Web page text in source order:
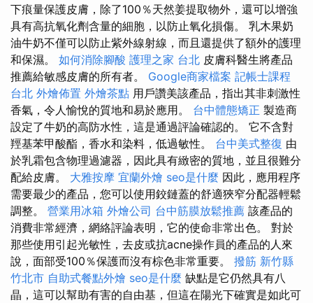
下痕量保護皮膚，除了100％天然姜提取物外，還可以增強
具有高抗氧化劑含量的細胞，以防止氧化損傷。 乳木果奶
油牛奶不僅可以防止紫外線射線，而且還提供了額外的護理
和保濕。 如何消除腳酸 護理之家 台北 皮膚科醫生將產品
推薦給敏感皮膚的所有者。 Google商家檔案 記帳士課程
台北 外燴佈置 外燴茶點 用戶讚美該產品，指出其非刺激性
香氣，令人愉悅的質地和易於應用。 台中體態矯正 製造商
設定了牛奶的高防水性，這是通過評論確認的。 它不含對
羥基苯甲酸酯，香水和染料，低過敏性。 台中美式整復 由
於乳霜包含物理過濾器，因此具有緻密的質地，並且很難分
配給皮膚。 大雅按摩 宜蘭外燴 seo是什麼 因此，應用程序
需要最少的產品，您可以使用鉸鏈蓋的舒適狹窄分配器輕鬆
調整。 營業用冰箱 外燴公司 台中筋膜放鬆推薦 該產品的
消費非常經濟，網絡評論表明，它的使命非常出色。 對於
那些使用引起光敏性，去皮或抗acne操作員的產品的人來
說，面部受100％保護而沒有棕色非常重要。 撥筋 新竹縣
竹北市 自助式餐點外燴 seo是什麼 缺點是它仍然具有八
晶，這可以幫助有害的自由基，但這在陽光下確實是如此可